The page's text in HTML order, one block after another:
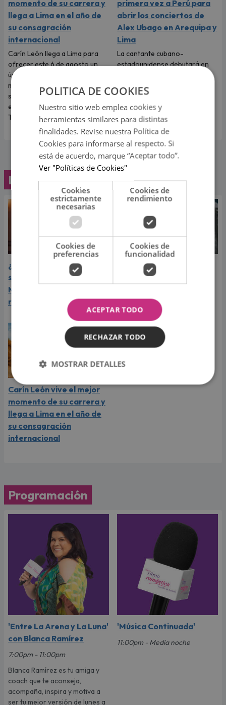
momento de su carrera y
llega a Lima en el año de
su consagración
internacional
Carín León llega a Lima para
ofrecer este 6 de agosto un
único concierto en Costa 21, en
medio del mejor momento de
su carrera y con las últimas
entradas disponibles en
Teleticket.
primera vez a Perú para
abrir los conciertos de
Alex Ubago en Arequipa y
Lima
La cantante cubano-
estadounidense debutará en
alcanzado con su sencillo
"Desde que tú no estás".
Lo último
¿Greeicy espera a su
segundo hijo? Video de
Mike Bahía desata
rumores
Laura Pausini reveló cuál
de sus éxitos es su
sus seguidores
Carín León vive el mejor
momento de su carrera y
llega a Lima en el año de
su consagración
internacional
Programación
'Entre La Arena y La Luna'
con Blanca Ramírez
7:00pm - 11:00pm
Blanca Ramírez es tu amiga y
coach que te aconseja,
acompaña, inspira y motiva a
ser tu mejor versión de lunes a
'Música Continuada'
11:00pm - Media noche
POLITICA DE COOKIES
Nuestro sitio web emplea cookies y
herramientas similares para distintas
finalidades. Revise nuestra Política de
Cookies para informarse al respecto. Si
está de acuerdo, marque “Aceptar todo”.
Ver "Políticas de Cookies"
Cookies
estrictamente
necesarias
Cookies de
rendimiento
Cookies de
preferencias
Cookies de
funcionalidad
ACEPTAR TODO
RECHAZAR TODO
MOSTRAR DETALLES